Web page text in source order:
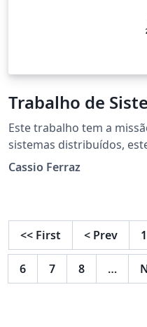
Trabalho de
Este trabalho tem a
sistemas distribuídos,
para a comunicação,
Cassio Ferraz
<< First < Prev 1
6 7 8 …